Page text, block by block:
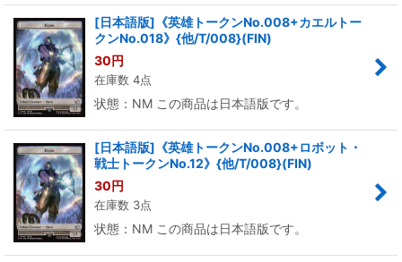
[日本語版]《英雄トークンNo.008+カエルトー
クンNo.018》{他/T/008}(FIN)
30円
在庫数 4点
状態：NM この商品は日本語版です。
[日本語版]《英雄トークンNo.008+ロボット・
戦士トークンNo.12》{他/T/008}(FIN)
30円
在庫数 3点
状態：NM この商品は日本語版です。